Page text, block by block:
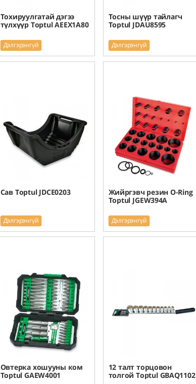
Тохируулгатай дэгээ
түлхүүр Toptul AEEX1A80
Дэлгэрэнгүй
Тосны шүүр тайлагч
Toptul JDAU8595
Дэлгэрэнгүй
Сав Toptul JDCE0203
Дэлгэрэнгүй
Жийргэвч резин O-Ring
Toptul JGEW394A
Дэлгэрэнгүй
Овтерка хошууны ком
Toptul GAEW4001
12 талт торцовон
толгой Toptul GBAQ1102